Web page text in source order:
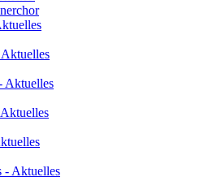
Aktuelles
- Aktuelles